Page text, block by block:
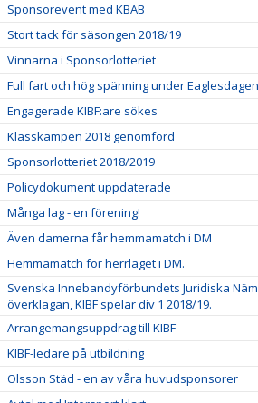
Sponsorevent med KBAB
Stort tack för säsongen 2018/19
Vinnarna i Sponsorlotteriet
Full fart och hög spänning under Eaglesdagen
Engagerade KIBF:are sökes
Klasskampen 2018 genomförd
Sponsorlotteriet 2018/2019
Policydokument uppdaterade
Många lag - en förening!
Även damerna får hemmamatch i DM
Hemmamatch för herrlaget i DM.
Svenska Innebandyförbundets Juridiska
överklagan, KIBF spelar div 1 2018/19.
Arrangemangsuppdrag till KIBF
KIBF-ledare på utbildning
Olsson Städ - en av våra huvudsponsorer